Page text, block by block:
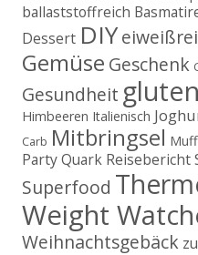
ballaststoffreich
Dessert DIY
Gemüse Geschenk
Gesundheit
Himbeeren Italienisch
Carb Mitbringsel
PartyQuark Reisebericht
Superfood
Weight
Weihnachtsgebäck